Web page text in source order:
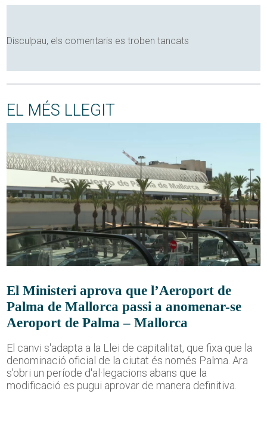
Disculpau, els comentaris es troben tancats
EL MÉS LLEGIT
El Ministeri aprova que l’Aeroport de
Palma de Mallorca passi a anomenar-se
Aeroport de Palma – Mallorca
El canvi s'adapta a la Llei de capitalitat, que fixa que la
denominació oficial de la ciutat és només Palma. Ara
s'obri un període d'al·legacions abans que la
modificació es pugui aprovar de manera definitiva.